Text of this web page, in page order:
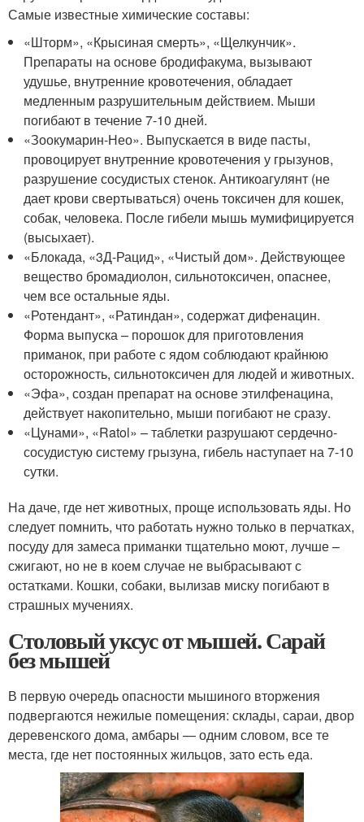
Самые известные химические составы:
«Шторм», «Крысиная смерть», «Щелкунчик».
Препараты на основе бродифакума, вызывают
удушье, внутренние кровотечения, обладает
медленным разрушительным действием. Мыши
погибают в течение 7-10 дней.
«Зоокумарин-Нео». Выпускается в виде пасты,
провоцирует внутренние кровотечения у грызунов,
разрушение сосудистых стенок. Антикоагулянт (не
дает крови свертываться) очень токсичен для кошек,
собак, человека. После гибели мышь мумифицируется
(высыхает).
«Блокада, «3Д-Рацид», «Чистый дом». Действующее
вещество бромадиолон, сильнотоксичен, опаснее,
чем все остальные яды.
«Ротендант», «Ратиндан», содержат дифенацин.
Форма выпуска – порошок для приготовления
приманок, при работе с ядом соблюдают крайнюю
осторожность, сильнотоксичен для людей и животных.
«Эфа», создан препарат на основе этилфенацина,
действует накопительно, мыши погибают не сразу.
«Цунами», «Ratol» – таблетки разрушают сердечно-
сосудистую систему грызуна, гибель наступает на 7-10
сутки.
На даче, где нет животных, проще использовать яды. Но
следует помнить, что работать нужно только в перчатках,
посуду для замеса приманки тщательно моют, лучше –
сжигают, но не в коем случае не выбрасывают с
остатками. Кошки, собаки, вылизав миску погибают в
страшных мучениях.
Столовый уксус от мышей. Сарай
без мышей
В первую очередь опасности мышиного вторжения
подвергаются нежилые помещения: склады, сараи, двор
деревенского дома, амбары — одним словом, все те
места, где нет постоянных жильцов, зато есть еда.